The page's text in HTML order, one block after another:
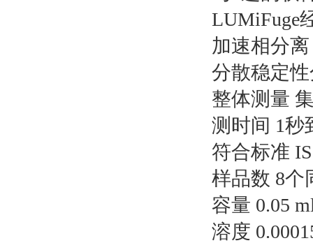
LUMiFuge
加速相分离
分散稳定
整体测量
测时间 1秒
符合标准
样品数 8个
容量 0.05
溶度